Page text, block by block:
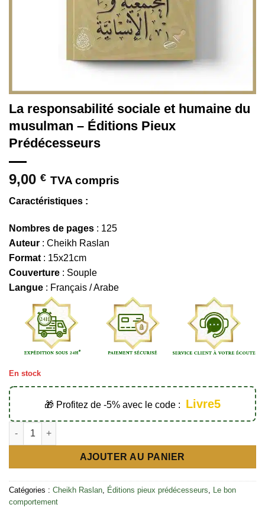
La responsabilité sociale et humaine du
musulman – Éditions Pieux
Prédécesseurs
9,00 € TVA compris
Caractéristiques :
Nombres de pages : 125
Auteur : Cheikh Raslan
Format : 15x21cm
Couverture : Souple
Langue : Français / Arabe
En stock
🎁 Profitez de -5% avec le code : Livre5
quantité de La responsabilité sociale et humaine du
AJOUTER AU PANIER
Catégories : Cheikh Raslan Éditions pieux prédécesseurs
Le bon
comportement